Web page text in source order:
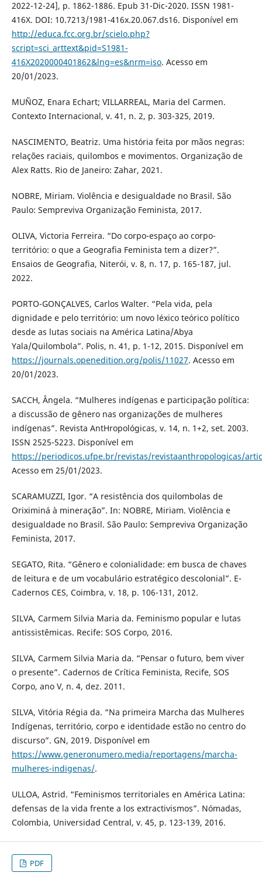
2022-12-24], p. 1862-1886. Epub 31-Dic-2020. ISSN 1981-
416X. DOI: 10.7213/1981-416x.20.067.ds16. Disponível em
http://educa.fcc.org.br/scielo.php?
script=sci_arttext&pid=S1981-
416X2020000401862&lng=es&nrm=iso. Acesso em
20/01/2023.
MUÑOZ, Enara Echart; VILLARREAL, Maria del Carmen.
Contexto Internacional, v. 41, n. 2, p. 303-325, 2019.
NASCIMENTO, Beatriz. Uma história feita por mãos negras:
relações raciais, quilombos e movimentos. Organização de
Alex Ratts. Rio de Janeiro: Zahar, 2021.
NOBRE, Miriam. Violência e desigualdade no Brasil. São
Paulo: Sempreviva Organização Feminista, 2017.
OLIVA, Victoria Ferreira. “Do corpo-espaço ao corpo-
território: o que a Geografia Feminista tem a dizer?”.
Ensaios de Geografia, Niterói, v. 8, n. 17, p. 165-187, jul.
2022.
PORTO-GONÇALVES, Carlos Walter. “Pela vida, pela
dignidade e pelo território: um novo léxico teórico político
desde as lutas sociais na América Latina/Abya
Yala/Quilombola”. Polis, n. 41, p. 1-12, 2015. Disponível em
https://journals.openedition.org/polis/11027. Acesso em
20/01/2023.
SACCH, Ângela. “Mulheres indígenas e participação política:
a discussão de gênero nas organizações de mulheres
indígenas”. Revista AntHropológicas, v. 14, n. 1+2, set. 2003.
ISSN 2525-5223. Disponível em
https://periodicos.ufpe.br/revistas/revistaanthropologicas/
Acesso em 25/01/2023.
SCARAMUZZI, Igor. “A resistência dos quilombolas de
Oriximiná à mineração”. In: NOBRE, Miriam. Violência e
desigualdade no Brasil. São Paulo: Sempreviva Organização
Feminista, 2017.
SEGATO, Rita. “Gênero e colonialidade: em busca de chaves
de leitura e de um vocabulário estratégico descolonial”. E-
Cadernos CES, Coimbra, v. 18, p. 106-131, 2012.
SILVA, Carmem Silvia Maria da. Feminismo popular e lutas
antissistêmicas. Recife: SOS Corpo, 2016.
SILVA, Carmem Silvia Maria da. “Pensar o futuro, bem viver
o presente”. Cadernos de Crítica Feminista, Recife, SOS
Corpo, ano V, n. 4, dez. 2011.
SILVA, Vitória Régia da. “Na primeira Marcha das Mulheres
Indígenas, território, corpo e identidade estão no centro do
discurso”. GN, 2019. Disponível em
https://www.generonumero.media/reportagens/marcha-
mulheres-indigenas/.
ULLOA, Astrid. “Feminismos territoriales en América Latina:
defensas de la vida frente a los extractivismos”. Nómadas,
Colombia, Universidad Central, v. 45, p. 123-139, 2016.
PDF